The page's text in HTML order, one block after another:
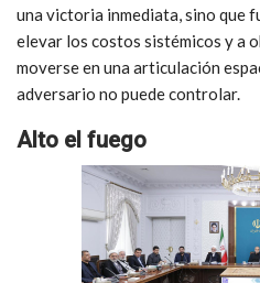
una victoria inmediata, sino que
elevar los costos sistémicos y a
moverse en una articulación
adversario no puede controlar.
Alto el fuego